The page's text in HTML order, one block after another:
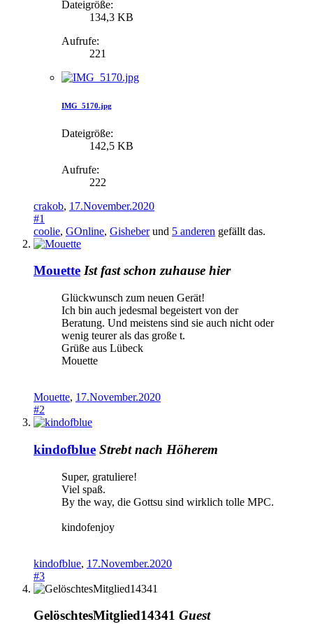
Dateigröße:
134,3 KB
Aufrufe:
221
IMG_5170.jpg
Dateigröße:
142,5 KB
Aufrufe:
222
crakob, 17.November.2020
#1
coolie, GOnline, Gisheberund 5 anderen gefällt das.
Mouette Ist fast schon zuhause hier
Glückwunsch zum neuen Gerät!
Ich bin auch jedesmal begeistert von der
Beratung. Und meistens sind sie auch nicht oder
wenig teurer als das große t.
Grüße aus Lübeck
Mouette
Mouette, 17.November.2020
#2
kindofblue Strebt nach Höherem
Super, gratuliere!
Viel spaß.
By the way, die Gottsu sind wirklich tolle MPC.
kindofenjoy
kindofblue, 17.November.2020
#3
GelöschtesMitglied14341 Guest